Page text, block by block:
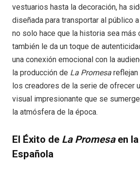
vestuarios hasta la decoración, ha
diseñada para transportar al público
no solo hace que la historia sea más
también le da un toque de
una conexión emocional con la
la producción de La Promesa
los creadores de la serie de ofrecer
visual impresionante que se
la atmósfera de la época.
El Éxito de La Promesaen la
Española